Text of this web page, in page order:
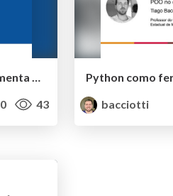
Python Brasil - Python como ferramenta de ensino de POO no curso de Sistemas de Informação
0 43
bacciotti